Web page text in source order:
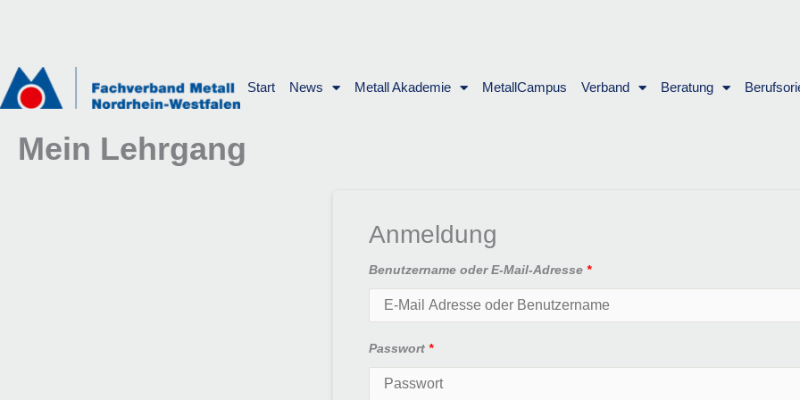
Start News Metall Akademie MetallCampus Verband Beratung
Mein Lehrgang
Anmeldung
Benutzername oder E-Mail-Adresse *
Passwort *